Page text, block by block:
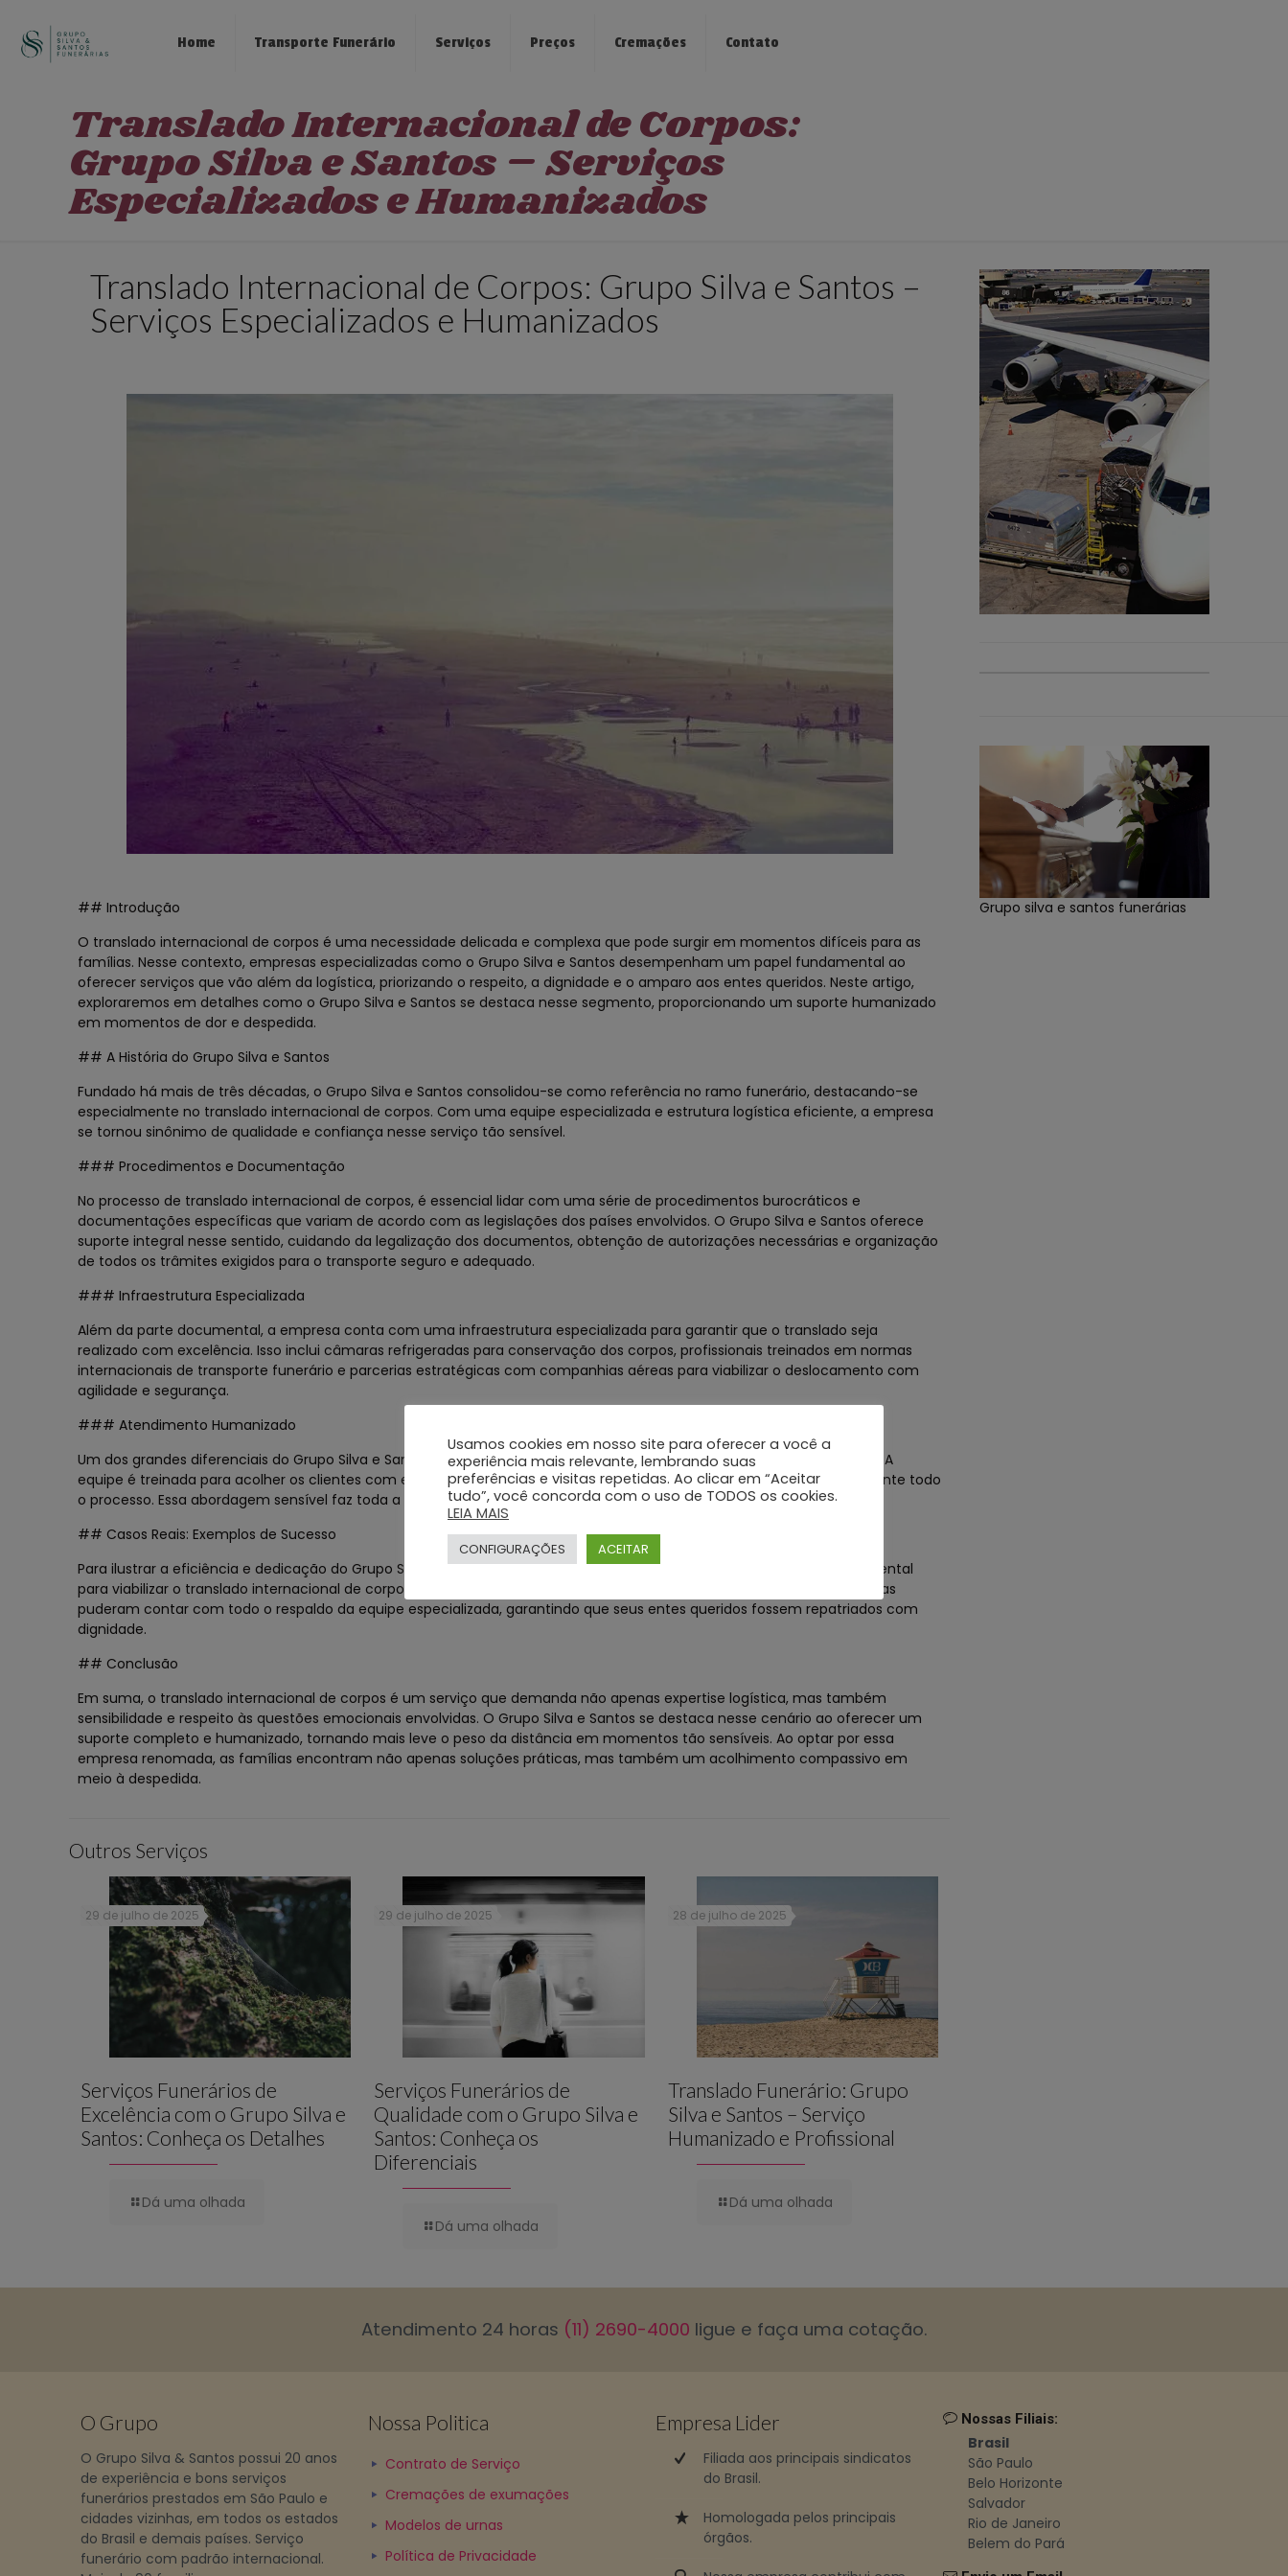
Home Transporte Funerário Serviços Preços Cremações Contato
Translado Internacional de Corpos:
Grupo Silva e Santos – Serviços
Especializados e Humanizados
Translado Internacional de Corpos: Grupo Silva e Santos –
Serviços Especializados e Humanizados
## Introdução
O translado internacional de corpos é uma necessidade delicada e complexa que pode surgir em momentos difíceis para as
famílias. Nesse contexto, empresas especializadas como o Grupo Silva e Santos desempenham um papel fundamental ao
oferecer serviços que vão além da logística, priorizando o respeito, a dignidade e o amparo aos entes queridos. Neste artigo,
exploraremos em detalhes como o Grupo Silva e Santos se destaca nesse segmento, proporcionando um suporte humanizado
em momentos de dor e despedida.
## A História do Grupo Silva e Santos
Fundado há mais de três décadas, o Grupo Silva e Santos consolidou-se como referência no ramo funerário, destacando-se
especialmente no translado internacional de corpos. Com uma equipe especializada e estrutura logística eficiente, a empresa
se tornou sinônimo de qualidade e confiança nesse serviço tão sensível.
### Procedimentos e Documentação
No processo de translado internacional de corpos, é essencial lidar com uma série de procedimentos burocráticos e
documentações específicas que variam de acordo com as legislações dos países envolvidos. O Grupo Silva e Santos oferece
suporte integral nesse sentido, cuidando da legalização dos documentos, obtenção de autorizações necessárias e organização
de todos os trâmites exigidos para o transporte seguro e adequado.
### Infraestrutura Especializada
Além da parte documental, a empresa conta com uma infraestrutura especializada para garantir que o translado seja
realizado com excelência. Isso inclui câmaras refrigeradas para conservação dos corpos, profissionais treinados em normas
internacionais de transporte funerário e parcerias estratégicas com companhias aéreas para viabilizar o deslocamento com
agilidade e segurança.
### Atendimento Humanizado
Um dos grandes diferenciais do Grupo Silva e Santos está no atendimento humanizado prestado às famílias enlutadas. A
equipe é treinada para acolher os clientes com empatia, respeito e compreensão, oferecendo suporte emocional durante todo
o processo. Essa abordagem sensível faz toda a diferença em momentos tão delicados.
## Casos Reais: Exemplos de Sucesso
Para ilustrar a eficiência e dedicação do Grupo Silva e Santos, vale destacar casos reais em que a empresa foi fundamental
para viabilizar o translado internacional de corpos de forma ágil e segura. Famílias que enfrentaram situações complexas
puderam contar com todo o respaldo da equipe especializada, garantindo que seus entes queridos fossem repatriados com
dignidade.
## Conclusão
Em suma, o translado internacional de corpos é um serviço que demanda não apenas expertise logística, mas também
sensibilidade e respeito às questões emocionais envolvidas. O Grupo Silva e Santos se destaca nesse cenário ao oferecer um
suporte completo e humanizado, tornando mais leve o peso da distância em momentos tão sensíveis. Ao optar por essa
empresa renomada, as famílias encontram não apenas soluções práticas, mas também um acolhimento compassivo em
meio à despedida.
Outros Serviços
29 de julho de 2025
Serviços Funerários de
Excelência com o Grupo Silva e
Santos: Conheça os Detalhes
Dá uma olhada
29 de julho de 2025
Serviços Funerários de
Qualidade com o Grupo Silva e
Santos: Conheça os
Diferenciais
Dá uma olhada
28 de julho de 2025
Translado Funerário: Grupo
Silva e Santos – Serviço
Humanizado e Profissional
Dá uma olhada
Grupo silva e santos funerárias
Atendimento 24 horas (11) 2690-4000 ligue e faça uma cotação.
O Grupo
O Grupo Silva & Santos possui 20 anos
de experiência e bons serviços
funerários prestados em São Paulo e
cidades vizinhas, em todos os estados
do Brasil e demais países. Serviço
funerário com padrão internacional.
Nossa Politica
Contrato de Serviço
Cremações de exumações
Modelos de urnas
Política de Privacidade
Empresa Lider
Filiada aos principais sindicatos
do Brasil.
Homologada pelos principais
órgãos.
Nossas Filiais:
Brasil
São Paulo
Belo Horizonte
Salvador
Rio de Janeiro
Belem do Pará
Usamos cookies em nosso site para oferecer a você a
experiência mais relevante, lembrando suas
preferências e visitas repetidas. Ao clicar em “Aceitar
tudo”, você concorda com o uso de TODOS os cookies.
LEIA MAIS
CONFIGURAÇÕES ACEITAR